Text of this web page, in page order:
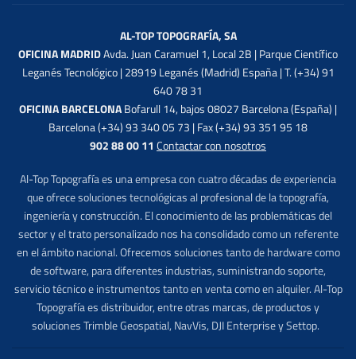
AL-TOP TOPOGRAFÍA, SA
OFICINA MADRIDAvda. Juan Caramuel 1, Local 2B | Parque Científico
Leganés Tecnológico | 28919 Leganés (Madrid) España | T. (+34) 91
640 78 31
OFICINA BARCELONABofarull 14, bajos 08027 Barcelona (España) |
Barcelona (+34) 93 340 05 73 | Fax (+34) 93 351 95 18
902 88 00 11 Contactar con nosotros
Al-Top Topografía es una empresa con cuatro décadas de experiencia
que ofrece soluciones tecnológicas al profesional de la topografía,
ingeniería y construcción. El conocimiento de las problemáticas del
sector y el trato personalizado nos ha consolidado como un referente
en el ámbito nacional. Ofrecemos soluciones tanto de hardware como
de software, para diferentes industrias, suministrando soporte,
servicio técnico e instrumentos tanto en venta como en alquiler. Al-Top
Topografía es distribuidor, entre otras marcas, de productos y
soluciones Trimble Geospatial, NavVis, DJI Enterprise y Settop.